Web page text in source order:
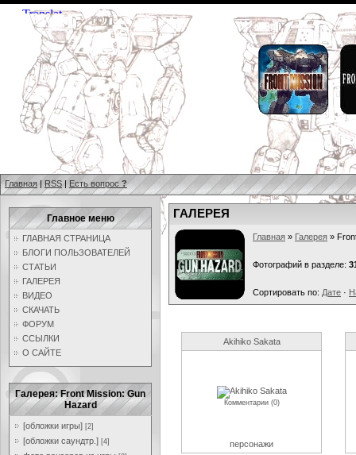
Главная | RSS | Есть вопрос ?
Главное меню
ГЛАВНАЯ СТРАНИЦА
БЛОГИ ПОЛЬЗОВАТЕЛЕЙ
СТАТЬИ
ГАЛЕРЕЯ
ВИДЕО
СКАЧАТЬ
ФОРУМ
ССЫЛКИ
О САЙТЕ
Галерея: Front Mission: Gun
Hazard
[обложки игры] [2]
[обложки саундтр.] [4]
ГАЛЕРЕЯ
Главная » Галерея »
Фотографий в разделе:
Сортировать по: Дате ·
Akihiko Sakata
Комментарии (0)
персонажи